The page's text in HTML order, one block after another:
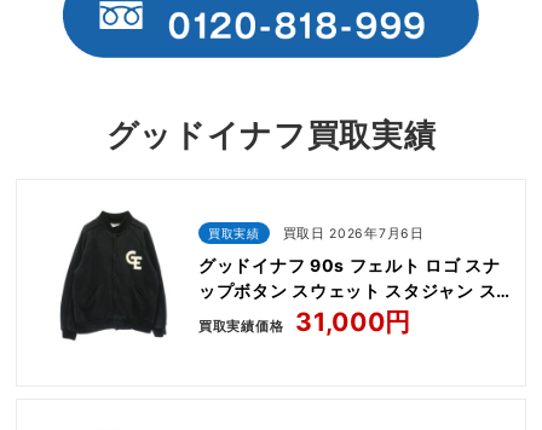
グッドイナフ買取実績
買取実績 買取日 2026年7月6日
グッドイナフ 90s フェルト ロゴ スナ
ップボタン スウェット スタジャン ス
エスタ
買取実績価格 31,000円